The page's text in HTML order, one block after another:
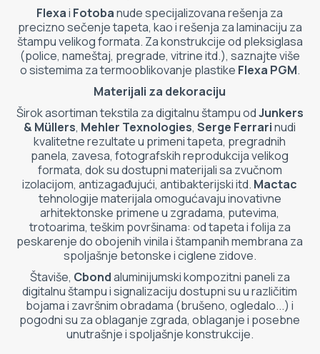
Flexai Fotobanude specijalizovana rešenja za
precizno sečenje tapeta, kao i rešenja za laminaciju za
štampu velikog formata. Za konstrukcije od pleksiglasa
(police, nameštaj, pregrade, vitrine itd.), saznajte više
o sistemima za termooblikovanje plastike Flexa PGM.
Materijali za dekoraciju
Širok asortiman tekstila za digitalnu štampu odJunkers
& Müllers, Mehler Texnologies,Serge Ferrarinudi
kvalitetne rezultate u primeni tapeta, pregradnih
panela, zavesa, fotografskih reprodukcija velikog
formata, dok su dostupni materijali sa zvučnom
izolacijom, antizagađujući, antibakterijski itd. Mactac
tehnologije materijala omogućavaju inovativne
arhitektonske primene u zgradama, putevima,
trotoarima, teškim površinama: od tapeta i folija za
peskarenje do obojenih vinila i štampanih membrana za
spoljašnje betonske i ciglene zidove.
Štaviše, Cbondaluminijumski kompozitni paneli za
digitalnu štampu i signalizaciju dostupni su u različitim
bojama i završnim obradama (brušeno, ogledalo...) i
pogodni su za oblaganje zgrada, oblaganje i posebne
unutrašnje i spoljašnje konstrukcije.